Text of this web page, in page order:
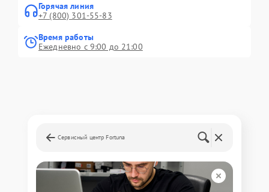
Горячая линия
+7 (800) 301-55-83
Время работы
Ежедневно с 9:00 до 21:00
Сервисный центр Fortuna